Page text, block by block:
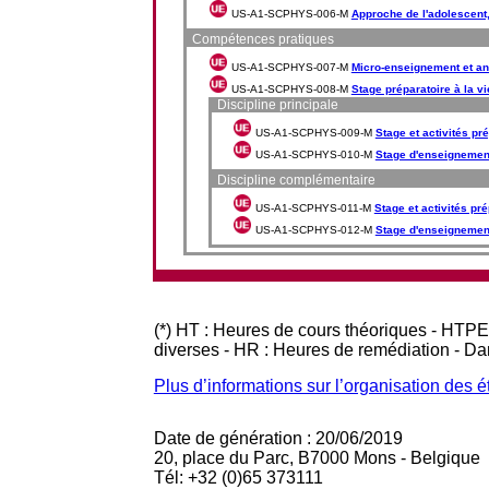
US-A1-SCPHYS-006-M Approche de
Compétences pratiques
US-A1-SCPHYS-007-M Micro-enseignement et
US-A1-SCPHYS-008-M Stage préparatoire à la
Discipline principale
US-A1-SCPHYS-009-M Stage et activités
US-A1-SCPHYS-010-M Stage
Discipline complémentaire
US-A1-SCPHYS-011-M Stage et activités
US-A1-SCPHYS-012-M Stage
(*) HT : Heures de cours théoriques -
diverses - HR : Heures de remédiation -
Plus d’informations sur l’organisation des
Date de génération : 20/06/2019
20, place du Parc, B7000 Mons - Belgique
Tél: +32 (0)65 373111